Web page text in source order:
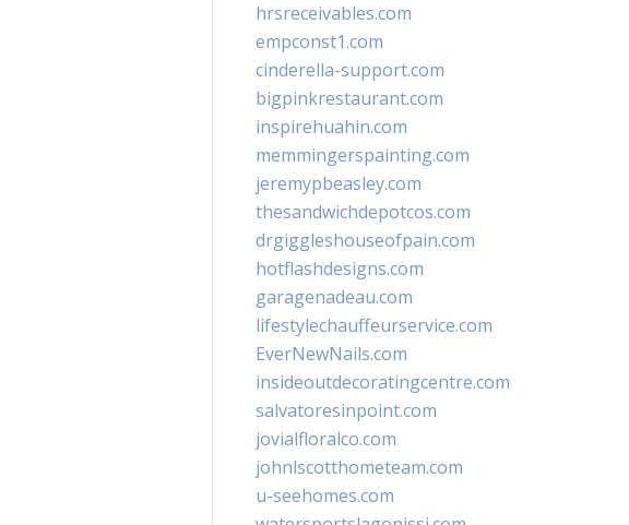
hrsreceivables.com
empconst1.com
cinderella-support.com
bigpinkrestaurant.com
inspirehuahin.com
memmingerspainting.com
jeremypbeasley.com
thesandwichdepotcos.com
drgiggleshouseofpain.com
hotflashdesigns.com
garagenadeau.com
lifestylechauffeurservice.com
EverNewNails.com
insideoutdecoratingcentre.com
salvatoresinpoint.com
jovialfloralco.com
johnlscotthometeam.com
u-seehomes.com